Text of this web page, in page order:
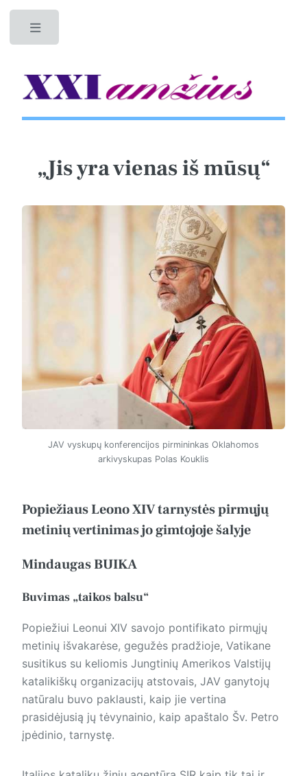
„Jis yra vienas iš mūsų“
JAV vyskupų konferencijos pirmininkas Oklahomos
arkivyskupas Polas Kouklis
Popiežiaus Leono XIV tarnystės pirmųjų
metinių vertinimas jo gimtojoje šalyje
Mindaugas BUIKA
Buvimas „taikos balsu“
Popiežiui Leonui XIV savojo pontifikato pirmųjų
metinių išvakarėse, gegužės pradžioje, Vatikane
susitikus su keliomis Jungtinių Amerikos Valstijų
katalikiškų organizacijų atstovais, JAV ganytojų
natūralu buvo paklausti, kaip jie vertina
prasidėjusią jų tėvynainio, kaip apaštalo Šv. Petro
įpėdinio, tarnystę.